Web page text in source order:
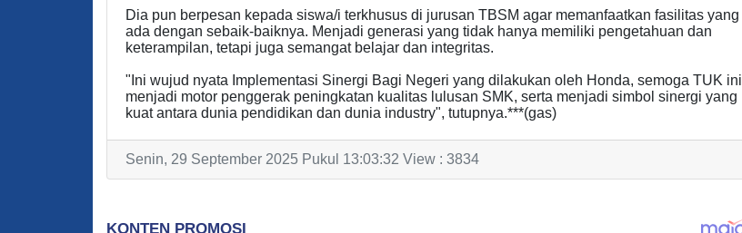
Dia pun berpesan kepada siswa/i terkhusus di jurusan TBSM agar memanfaatkan fasilitas yang
ada dengan sebaik-baiknya. Menjadi generasi yang tidak hanya memiliki pengetahuan dan
keterampilan, tetapi juga semangat belajar dan integritas.
"Ini wujud nyata Implementasi Sinergi Bagi Negeri yang dilakukan oleh Honda, semoga TUK ini
menjadi motor penggerak peningkatan kualitas lulusan SMK, serta menjadi simbol sinergi yang
kuat antara dunia pendidikan dan dunia industry", tutupnya.***(gas)
Senin, 29 September 2025 Pukul 13:03:32 View : 3834